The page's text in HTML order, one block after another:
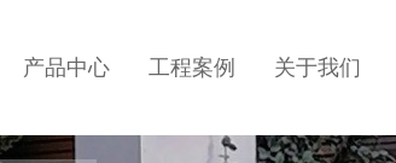
产品中心 工程案例 关于我们